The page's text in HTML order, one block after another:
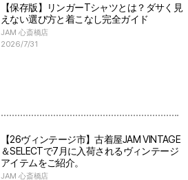
【保存版】リンガーTシャツとは？ダサく見
えない選び方と着こなし完全ガイド
JAM 心斎橋店
2026/7/31
【26ヴィンテージ市】古着屋JAM VINTAGE
＆SELECTで7月に入荷されるヴィンテージ
アイテムをご紹介。
JAM 心斎橋店